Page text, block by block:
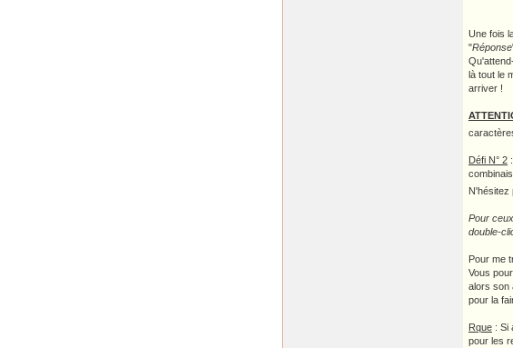
Une fois
"Réponse
là tout le
arriver !
Défi N° 2
N'hésitez
Pour
double-
Pour me
Vous
alors son
pour la
Rque : Si
pour les